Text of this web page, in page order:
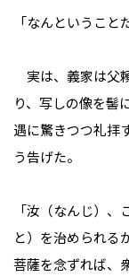
「なんということ
実は、義家は父
り、写しの像を髻
遇に驚きつつ礼拝
う告げた。
「汝（なんじ）
と）を治められる
菩薩を念ずれば、